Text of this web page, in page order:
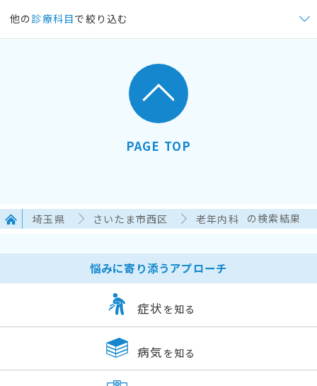
他の 診療科目で絞り込む
PAGE TOP
埼玉県 さいたま市西区 老年内科 の検索結果
悩みに寄り添うアプローチ
症状 を知る
病気 を知る